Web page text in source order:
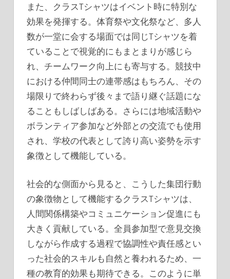
また、クラスTシャツはイベント時に特別な
効果を発揮する。体育祭や文化祭など、多人
数が一堂に会する場面では同じTシャツを着
ていることで視覚的にもまとまりが感じら
れ、チームワーク向上にも寄与する。競技中
における仲間同士の連帯感はもちろん、その
場限りで終わらず後々まで語り継ぐ話題にな
ることもしばしばある。さらには地域活動や
ボランティア参加など外部との交流でも使用
され、学校の代表として誇り高い姿勢を示す
象徴として機能している。
社会的な側面から見ると、こうした集団行動
の象徴物として機能するクラスTシャツは、
人間関係構築やコミュニケーション促進にも
大きく貢献している。全員参加型で意見交換
しながら作成する過程で協調性や責任感とい
った社会的スキルも自然と養われるため、一
種の教育的効果も期待できる。このように単